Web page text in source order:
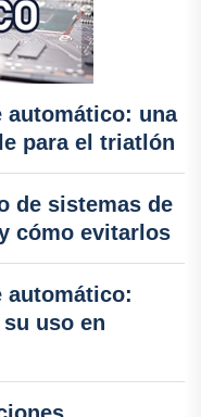
automático: una
para el triatlón
de sistemas de
cómo evitarlos
automático:
uso en